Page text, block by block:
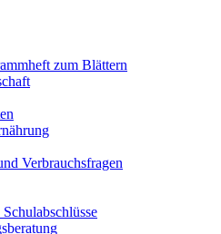
zum Blättern
Verbrauchsfragen